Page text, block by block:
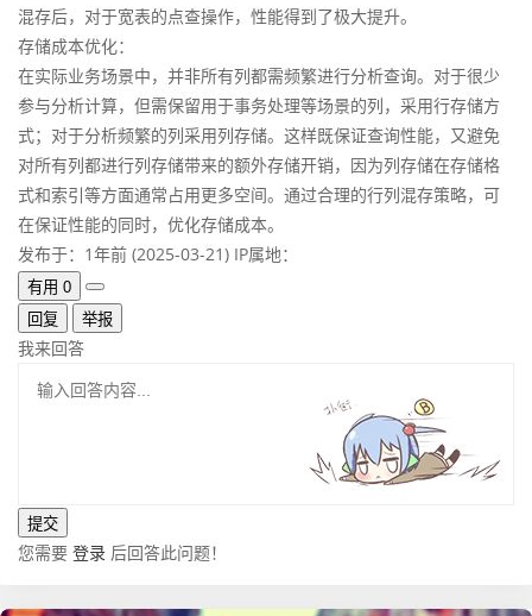
混存后，对于宽表的点查操作，性能得到了极大提升。
存储成本优化：
在实际业务场景中，并非所有列都需频繁进行分析查询。对于很少
参与分析计算，但需保留用于事务处理等场景的列，采用行存储方
式；对于分析频繁的列采用列存储。这样既保证查询性能，又避免
对所有列都进行列存储带来的额外存储开销，因为列存储在存储格
式和索引等方面通常占用更多空间。通过合理的行列混存策略，可
在保证性能的同时，优化存储成本。
发布于：1年前 (2025-03-21) IP属地：
有用 0
回复
举报
我来回答
您需要 登录 后回答此问题！